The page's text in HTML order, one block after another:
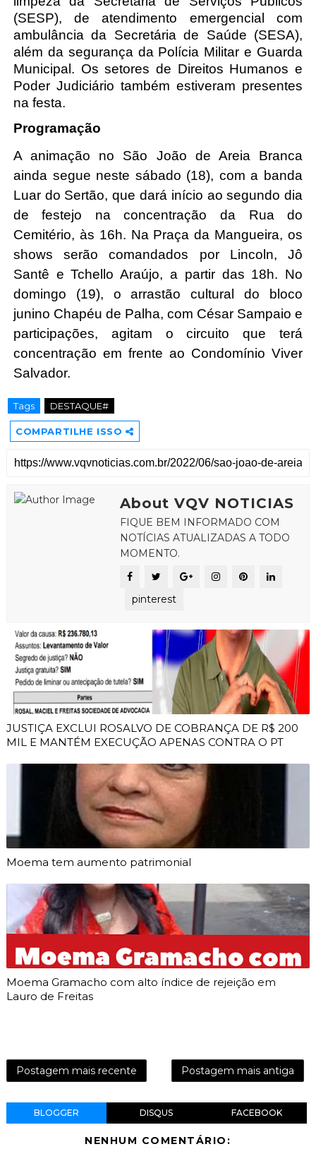
(SESP), de atendimento emergencial com
ambulância da Secretária de Saúde (SESA),
além da segurança da Polícia Militar e Guarda
Municipal. Os setores de Direitos Humanos e
Poder Judiciário também estiveram presentes
na festa.
Programação
A animação no São João de Areia Branca
ainda segue neste sábado (18), com a banda
Luar do Sertão, que dará início ao segundo dia
de festejo na concentração da Rua do
Cemitério, às 16h. Na Praça da Mangueira, os
shows serão comandados por Lincoln, Jô
Santê e Tchello Araújo, a partir das 18h. No
domingo (19), o arrastão cultural do bloco
junino Chapéu de Palha, com César Sampaio e
participações, agitam o circuito que terá
concentração em frente ao Condomínio Viver
Salvador.
Tags DESTAQUE#
COMPARTILHE ISSO
About VQV NOTICIAS
FIQUE BEM INFORMADO COM
NOTÍCIAS ATUALIZADAS A TODO
MOMENTO.
pinterest
JUSTIÇA EXCLUI ROSALVO DE COBRANÇA DE R$ 200
MIL E MANTÉM EXECUÇÃO APENAS CONTRA O PT
Moema tem aumento patrimonial
Moema Gramacho com alto índice de rejeição em
Lauro de Freitas
Postagem mais recente Postagem mais antiga
BLOGGER DISQUS FACEBOOK
NENHUM COMENTÁRIO: